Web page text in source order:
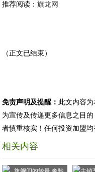
推荐阅读：旗龙网
（正文已结束）
免责声明及提醒： 此文内容
为宣传及传递更多信息之目
者慎重核实！任何投资加盟
相关内容